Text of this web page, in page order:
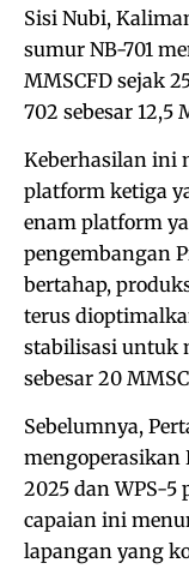
Sisi Nubi,
sumur NB-701
MMSCFD sejak
702 sebesar 12,5
Keberhasilan ini
platform ketiga
enam platform
pengembangan
bertahap,
terus
stabilisasi untuk
sebesar 20
Sebelumnya,
mengoperasikan
2025 dan WPS-5
capaian ini
lapangan yang